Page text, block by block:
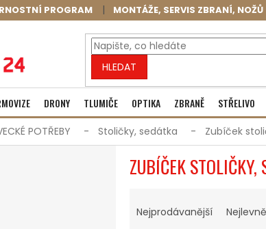
PROGRAM MONTÁŽE, SERVIS ZBRANÍ, NOŽŮ
HLEDAT
DRONY TLUMIČE OPTIKA ZBRANĚ STŘELIVO
POTŘEBY Stoličky, sedátka Zubíček
ZUBÍČEK STOLIČKY,
Nejprodávanější